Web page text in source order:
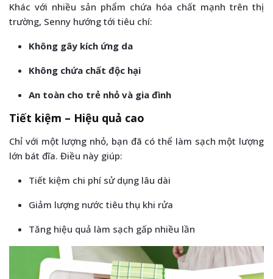
Khác với nhiều sản phẩm chứa hóa chất mạnh trên thị
trường, Senny hướng tới tiêu chí:
Không gây kích ứng da
Không chứa chất độc hại
An toàn cho trẻ nhỏ và gia đình
Tiết kiệm – Hiệu quả cao
Chỉ với một lượng nhỏ, bạn đã có thể làm sạch một lượng
lớn bát đĩa. Điều này giúp:
Tiết kiệm chi phí sử dụng lâu dài
Giảm lượng nước tiêu thụ khi rửa
Tăng hiệu quả làm sạch gấp nhiều lần